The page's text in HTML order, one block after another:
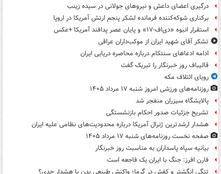
درگیری اعضای داعش و نیروهای جولانی در سیده زینب
برکناری شوکه‌کننده فرمانده لشکر پنجم ارتش آمریکا در اروپا
استقرار انبوه «دی‌اف‑۱۷» و پایان عصر پدافند آمریکا +عکس
تشکر آقای شهید ایران از موکب‌داران عراقی
ادامه ادعاهای سنتکام درباره محاصره دریایی ایران
قالیباف روز خبرنگار را تبریک گفت
رویای ائتلاف مکه
روزنامه‌های ورزشی امروز ‌شنبه ۱۷ مرداد ۱۴۰۵
پالایشگاه سیزران منفجر شد
تشریح جزئیات صدور احکام بازنشستگی
هشدار ارشدترین ژنرال آمریکا درباره محدودیت‌های نظامی علیه ایران
صفحه نخست روزنامه‌های شنبه ۱۷ مرداد ۱۴۰۵
بیانیه سپاه پاسداران به مناسبت روز خبرنگار
فارن افرز: جنگ با ایران یک فاجعه است
تنگی انگشتر و کفش در گرما؛ واکنش طبیعی بدن یا هشدار جدی؟